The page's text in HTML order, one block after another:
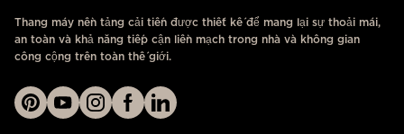
Thang máy nền tảng cải tiến được thiết kế để mang lại sự thoải mái,
an toàn và khả năng tiếp cận liền mạch trong nhà và không gian
công cộng trên toàn thế giới.